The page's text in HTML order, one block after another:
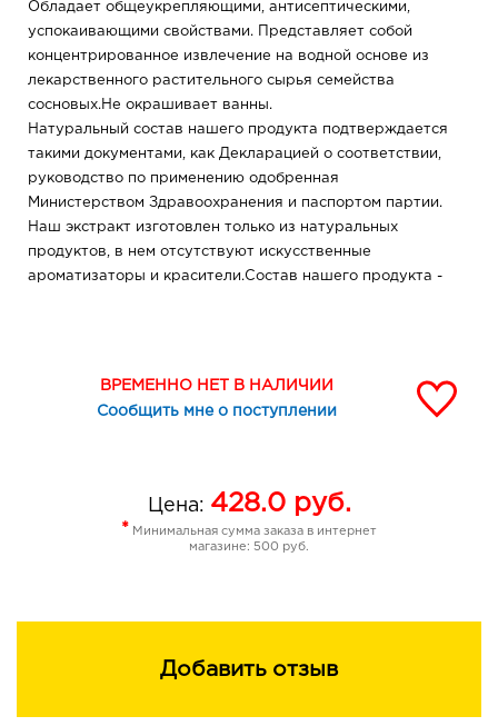
Обладает общеукрепляющими, антисептическими,
успокаивающими свойствами. Представляет собой
концентрированное извлечение на водной основе из
лекарственного растительного сырья семейства
сосновых.Не окрашивает ванны.
Натуральный состав нашего продукта подтверждается
такими документами, как Декларацией о соответствии,
руководство по применению одобренная
Министерством Здравоохранения и паспортом партии.
Наш экстракт изготовлен только из натуральных
продуктов, в нем отсутствуют искусственные
ароматизаторы и красители.Состав нашего продукта -
ВРЕМЕННО НЕТ В НАЛИЧИИ
Сообщить мне о поступлении
Цена: 428.0руб.
* Минимальная сумма заказа в интернет
магазине: 500 руб.
Добавить отзыв